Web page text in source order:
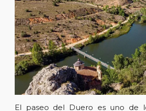
El paseo del Duero es uno de